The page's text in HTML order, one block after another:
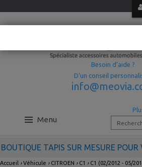
Besoin d’aide ?
D’un conseil
Menu
BOUTIQUE TAPIS SUR MESURE POUR
Accueil ›Véhicule › CITROEN › C1 › C1 (02/2012 - 05/